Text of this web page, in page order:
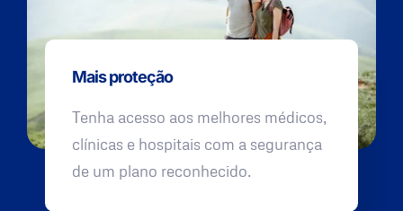
Mais proteção
Tenha acesso aos melhores médicos,
clínicas e hospitais com a segurança
de um plano reconhecido.